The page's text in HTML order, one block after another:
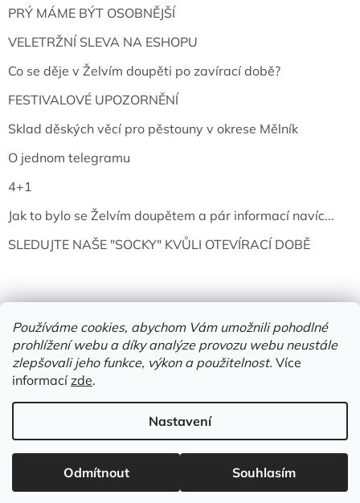
Používáme cookies, abychom Vám umožnili pohodlné
prohlížení webu a díky analýze provozu webu neustále
zlepšovali jeho funkce, výkon a použitelnost. Více
informacízde.
Nastavení
Odmítnout Souhlasím
PRÝ MÁME BÝT OSOBNĚJŠÍ
VELETRŽNÍ SLEVA NA ESHOPU
Co se děje v Želvím doupěti po zavírací době?
FESTIVALOVÉ UPOZORNĚNÍ
Sklad děských věcí pro pěstouny v okrese Mělník
O jednom telegramu
4+1
Jak to bylo se Želvím doupětem a pár informací navíc...
SLEDUJTE NAŠE "SOCKY" KVŮLI OTEVÍRACÍ DOBĚ
Vytvořil Shoptet
Copyright 2026Želví doupě | knihy & vinyly | Mělník. Všechna
práva vyhrazena.
Upravit nastavení cookies